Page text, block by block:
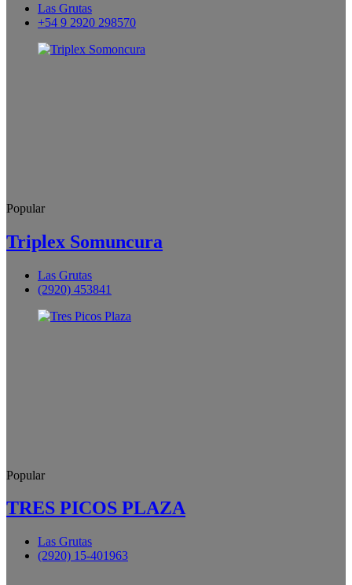
Las Grutas
+54 9 2920 298570
Popular
Triplex Somuncura
Las Grutas
(2920) 453841
Popular
TRES PICOS PLAZA
Las Grutas
(2920) 15-401963